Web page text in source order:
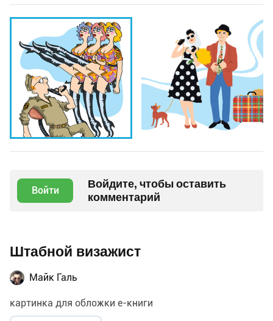
Войти
Войдите, чтобы оставить
комментарий
Штабной визажист
Майк Галь
картинка для обложки е-книги